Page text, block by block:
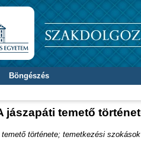
Böngészés
jászapáti temető
története; temetkezési